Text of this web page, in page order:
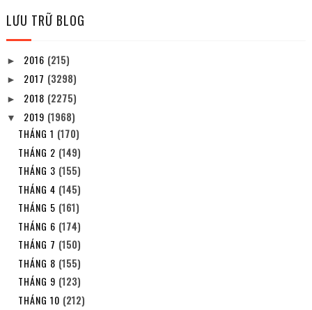
LƯU TRỮ BLOG
► 2016 (215)
► 2017 (3298)
► 2018 (2275)
▼ 2019 (1968)
THÁNG 1 (170)
THÁNG 2 (149)
THÁNG 3 (155)
THÁNG 4 (145)
THÁNG 5 (161)
THÁNG 6 (174)
THÁNG 7 (150)
THÁNG 8 (155)
THÁNG 9 (123)
THÁNG 10 (212)